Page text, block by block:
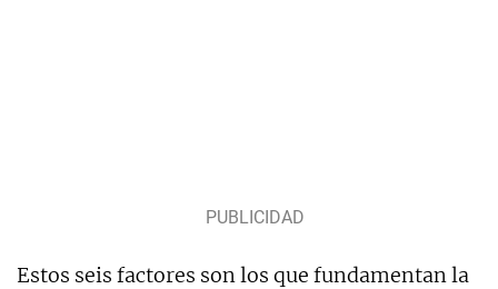
Estos seis factores son los que fundamentan la